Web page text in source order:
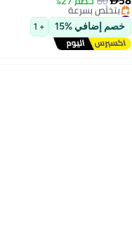
#1 في زعانف العوص
خصم إضافي %15 + 1